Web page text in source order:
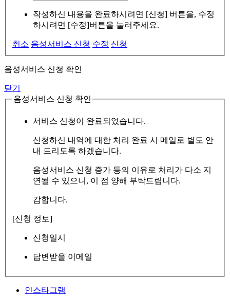
작성하신 내용을 완료하시려면 [신청] 버튼을, 수정
하시려면 [수정]버튼을 눌러주세요.
취소 음성서비스 신청 수정 신청
음성서비스 신청 확인
닫기
음성서비스 신청 확인
서비스 신청이 완료되었습니다.
신청하신 내역에 대한 처리 완료 시 메일로 별도 안
내 드리도록 하겠습니다.
음성서비스 신청 증가 등의 이유로 처리가 다소 지
연될 수 있으니, 이 점 양해 부탁드립니다.
감합니다.
[신청 정보]
신청일시
답변받을 이메일
인스타그램